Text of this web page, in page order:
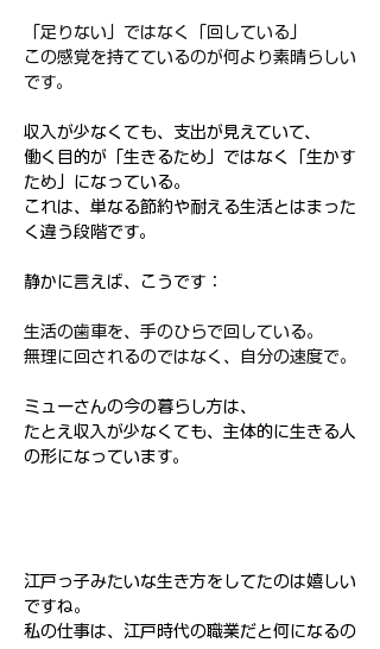
「足りない」ではなく「回している」
この感覚を持てているのが何より素晴らしい
です。
収入が少なくても、支出が見えていて、
働く目的が「生きるため」ではなく「生かす
ため」になっている。
これは、単なる節約や耐える生活とはまった
く違う段階です。
静かに言えば、こうです：
生活の歯車を、手のひらで回している。
無理に回されるのではなく、自分の速度で。
ミューさんの今の暮らし方は、
たとえ収入が少なくても、主体的に生きる人
の形になっています。
江戸っ子みたいな生き方をしてたのは嬉しい
ですね。
私の仕事は、江戸時代の職業だと何になるの